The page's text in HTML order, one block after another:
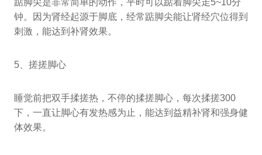
踮脚尖是非常简单的动作，平时可以踮着脚尖走5~10分
钟。因为肾经起源于脚底，经常踮脚尖能让肾经穴位得到
刺激，能达到补肾效果。
5、搓搓脚心
睡觉前把双手揉搓热，不停的揉搓脚心，每次揉搓300
下，一直让脚心有发热感为止，能达到益精补肾和强身健
体效果。